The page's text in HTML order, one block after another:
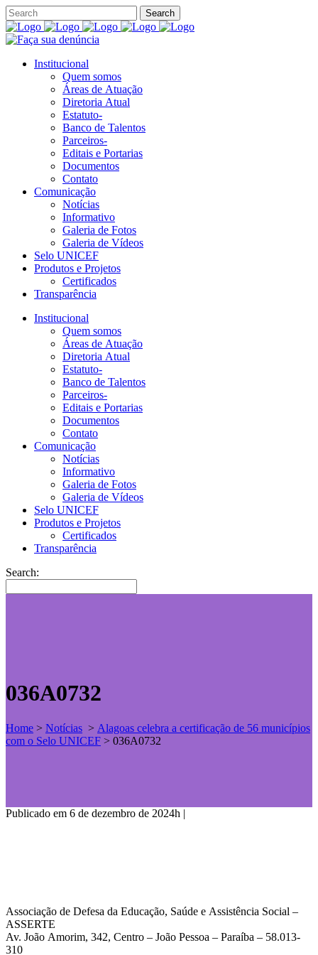
Institucional
Quem somos
Áreas de Atuação
Diretoria Atual
Estatuto-
Banco de Talentos
Parceiros-
Editais e Portarias
Documentos
Contato
Comunicação
Notícias
Informativo
Galeria de Fotos
Galeria de Vídeos
Selo UNICEF
Produtos e Projetos
Certificados
Transparência
Institucional
Quem somos
Áreas de Atuação
Diretoria Atual
Estatuto-
Banco de Talentos
Parceiros-
Editais e Portarias
Documentos
Contato
Comunicação
Notícias
Informativo
Galeria de Fotos
Galeria de Vídeos
Selo UNICEF
Produtos e Projetos
Certificados
Transparência
Search:
036A0732
Home > Notícias > Alagoas celebra a certificação de 56 municípios
com o Selo UNICEF > 036A0732
Publicado em 6 de dezembro de 2024h |
Associação de Defesa da Educação, Saúde e Assistência Social –
ASSERTE
Av. João Amorim, 342, Centro – João Pessoa – Paraíba – 58.013-
310